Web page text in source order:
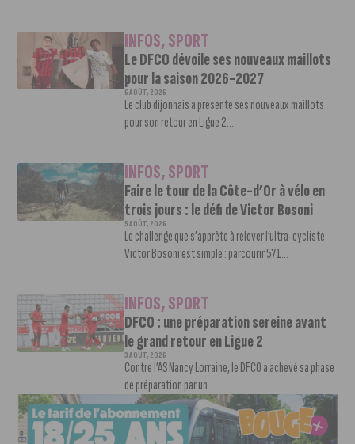
INFOS,SPORT
Le DFCO dévoile ses nouveaux maillots
pour la saison 2026-2027
6 AOÛT, 2026
Le club dijonnais a présenté ses nouveaux maillots
pour son retour en Ligue 2....
INFOS,SPORT
Faire le tour de la Côte-d’Or à vélo en
trois jours : le défi de Victor Bosoni
5 AOÛT, 2026
Le challenge que s’apprête à relever l’ultra-cycliste
Victor Bosoni est simple : parcourir 571...
INFOS,SPORT
DFCO : une préparation sereine avant
le grand retour en Ligue 2
3 AOÛT, 2026
Contre l’AS Nancy Lorraine, le DFCO a achevé sa phase
de préparation par un...